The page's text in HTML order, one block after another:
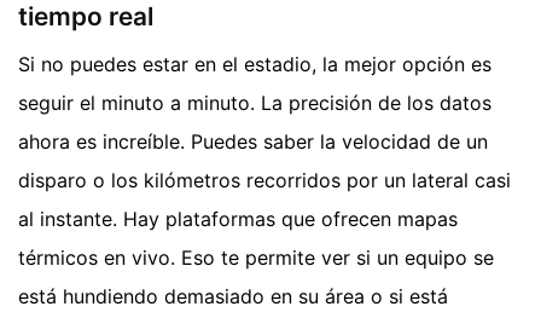
tiempo real
Si no puedes estar en el estadio, la mejor opción es
seguir el minuto a minuto. La precisión de los datos
ahora es increíble. Puedes saber la velocidad de un
disparo o los kilómetros recorridos por un lateral casi
al instante. Hay plataformas que ofrecen mapas
térmicos en vivo. Eso te permite ver si un equipo se
está hundiendo demasiado en su área o si está